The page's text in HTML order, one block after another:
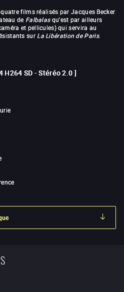
films réalisés par Jacques Becker
de Falbalasqu'est par ailleurs
et pellicules) qui servira au
surLa Libération de Paris.
H264 SD -Stéréo 2.0 ]